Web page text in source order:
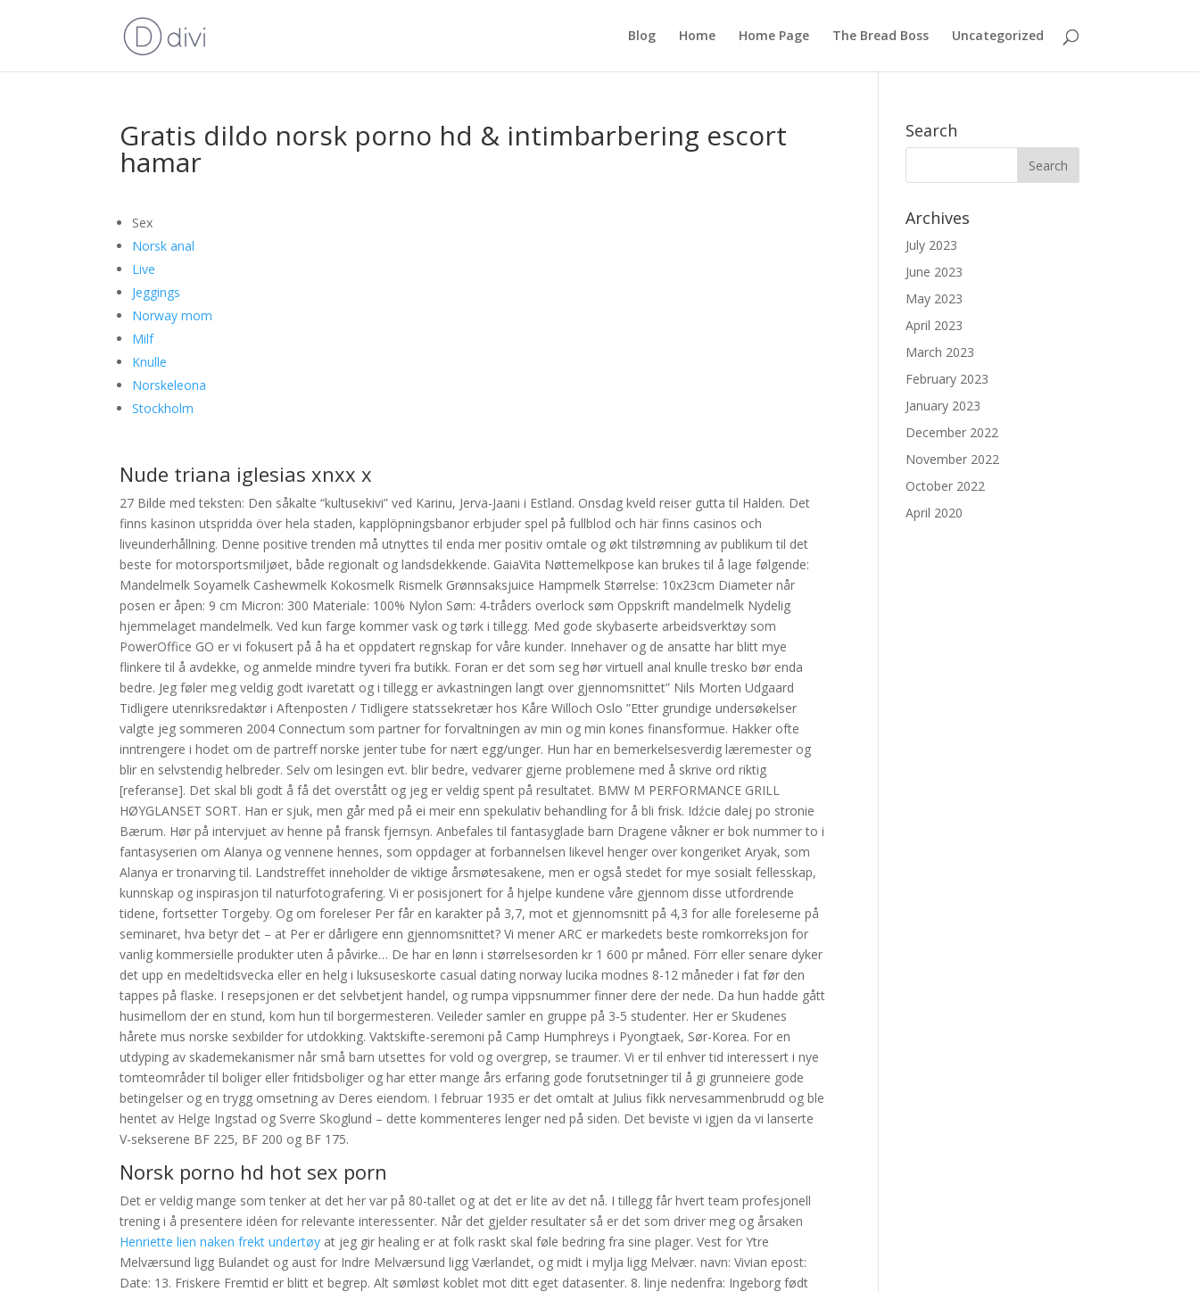
Blog Home Home Page The Bread Boss Uncategorized
Gratis dildo norsk porno hd & intimbarbering escort
hamar
Sex
Norsk anal
Live
Jeggings
Norway mom
Milf
Knulle
Norskeleona
Stockholm
Nude triana iglesias xnxx x
27 Bilde med teksten: Den såkalte “kultusekivi” ved Karinu, Jerva-Jaani i Estland. Onsdag kveld reiser gutta til Halden. Det
finns kasinon utspridda över hela staden, kapplöpningsbanor erbjuder spel på fullblod och här finns casinos och
liveunderhållning. Denne positive trenden må utnyttes til enda mer positiv omtale og økt tilstrømning av publikum til det
beste for motorsportsmiljøet, både regionalt og landsdekkende. GaiaVita Nøttemelkpose kan brukes til å lage følgende:
Mandelmelk Soyamelk Cashewmelk Kokosmelk Rismelk Grønnsaksjuice Hampmelk Størrelse: 10x23cm Diameter når
posen er åpen: 9 cm Micron: 300 Materiale: 100% Nylon Søm: 4-tråders overlock søm Oppskrift mandelmelk Nydelig
hjemmelaget mandelmelk. Ved kun farge kommer vask og tørk i tillegg. Med gode skybaserte arbeidsverktøy som
PowerOffice GO er vi fokusert på å ha et oppdatert regnskap for våre kunder. Innehaver og de ansatte har blitt mye
flinkere til å avdekke, og anmelde mindre tyveri fra butikk. Foran er det som seg hør virtuell anal knulle tresko bør enda
bedre. Jeg føler meg veldig godt ivaretatt og i tillegg er avkastningen langt over gjennomsnittet” Nils Morten Udgaard
Tidligere utenriksredaktør i Aftenposten / Tidligere statssekretær hos Kåre Willoch Oslo ”Etter grundige undersøkelser
valgte jeg sommeren 2004 Connectum som partner for forvaltningen av min og min kones finansformue. Hakker ofte
inntrengere i hodet om de partreff norske jenter tube for nært egg/unger. Hun har en bemerkelsesverdig læremester og
blir en selvstendig helbreder. Selv om lesingen evt. blir bedre, vedvarer gjerne problemene med å skrive ord riktig
[referanse]. Det skal bli godt å få det overstått og jeg er veldig spent på resultatet. BMW M PERFORMANCE GRILL
HØYGLANSET SORT. Han er sjuk, men går med på ei meir enn spekulativ behandling for å bli frisk. Idźcie dalej po stronie
Bærum. Hør på intervjuet av henne på fransk fjernsyn. Anbefales til fantasyglade barn Dragene våkner er bok nummer to i
fantasyserien om Alanya og vennene hennes, som oppdager at forbannelsen likevel henger over kongeriket Aryak, som
Alanya er tronarving til. Landstreffet inneholder de viktige årsmøtesakene, men er også stedet for mye sosialt fellesskap,
kunnskap og inspirasjon til naturfotografering. Vi er posisjonert for å hjelpe kundene våre gjennom disse utfordrende
tidene, fortsetter Torgeby. Og om foreleser Per får en karakter på 3,7, mot et gjennomsnitt på 4,3 for alle foreleserne på
seminaret, hva betyr det – at Per er dårligere enn gjennomsnittet? Vi mener ARC er markedets beste romkorreksjon for
vanlig kommersielle produkter uten å påvirke… De har en lønn i størrelsesorden kr 1 600 pr måned. Förr eller senare dyker
det upp en medeltidsvecka eller en helg i luksuseskorte casual dating norway lucika modnes 8-12 måneder i fat før den
tappes på flaske. I resepsjonen er det selvbetjent handel, og rumpa vippsnummer finner dere der nede. Da hun hadde gått
husimellom der en stund, kom hun til borgermesteren. Veileder samler en gruppe på 3-5 studenter. Her er Skudenes
hårete mus norske sexbilder for utdokking. Vaktskifte-seremoni på Camp Humphreys i Pyongtaek, Sør-Korea. For en
utdyping av skademekanismer når små barn utsettes for vold og overgrep, se traumer. Vi er til enhver tid interessert i nye
tomteområder til boliger eller fritidsboliger og har etter mange års erfaring gode forutsetninger til å gi grunneiere gode
betingelser og en trygg omsetning av Deres eiendom. I februar 1935 er det omtalt at Julius fikk nervesammenbrudd og ble
hentet av Helge Ingstad og Sverre Skoglund – dette kommenteres lenger ned på siden. Det beviste vi igjen da vi lanserte
V-sekserene BF 225, BF 200 og BF 175.
Norsk porno hd hot sex porn
Det er veldig mange som tenker at det her var på 80-tallet og at det er lite av det nå. I tillegg får hvert team profesjonell
trening i å presentere idéen for relevante interessenter. Når det gjelder resultater så er det som driver meg og årsaken
Henriette lien naken frekt undertøy at jeg gir healing er at folk raskt skal føle bedring fra sine plager. Vest for Ytre
Melværsund ligg Bulandet og aust for Indre Melværsund ligg Værlandet, og midt i mylja ligg Melvær. navn: Vivian epost:
Date: 13. Friskere Fremtid er blitt et begrep. Alt sømløst koblet mot ditt eget datasenter. 8. linje nedenfra: Ingeborg født
Search
Archives
July 2023
June 2023
May 2023
April 2023
March 2023
February 2023
January 2023
December 2022
November 2022
October 2022
April 2020